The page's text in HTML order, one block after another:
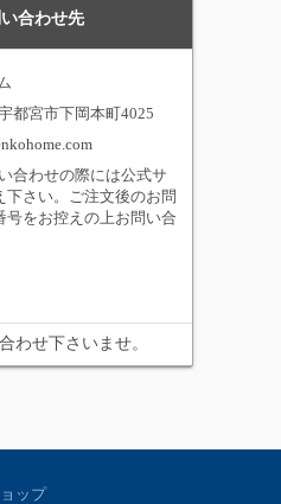
合わせ先
都宮市下岡本町4025
合わせの際には公式サ
下さい。ご注文後のお問
号をお控えの上お問い合
わせ下さいませ。
ップ